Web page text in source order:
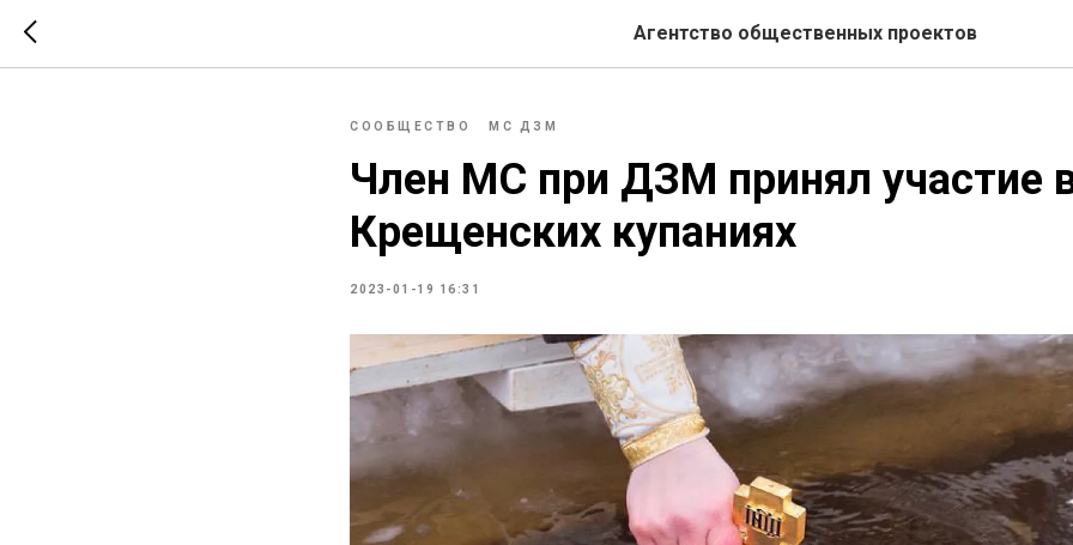
Агентство общественных проектов
СООБЩЕСТВО МС ДЗМ
Член МС при ДЗМ принял участие
Крещенских купаниях
2023-01-19 16:31